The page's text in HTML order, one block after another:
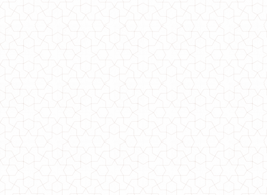
Куртка коротка великого розміру жіноча з прострочкою
1300.00грн.